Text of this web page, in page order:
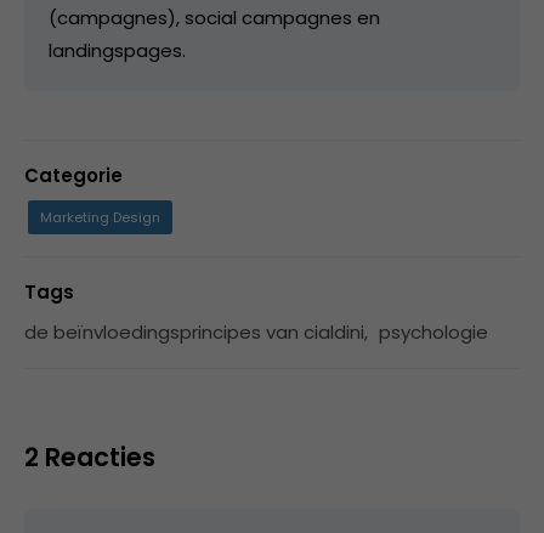
(campagnes), social campagnes en
landingspages.
Categorie
Marketing Design
Tags
de beïnvloedingsprincipes van cialdini, psychologie
2 Reacties